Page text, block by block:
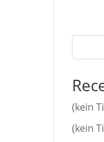
(kein
(kein